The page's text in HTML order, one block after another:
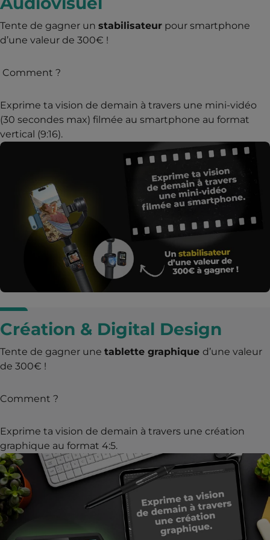
Tente de gagner un stabilisateur pour smartphone
d’une valeur de 300€ !
Comment ?
Exprime ta vision de demain à travers une mini-vidéo
(30 secondes max) filmée au smartphone au format
vertical (9:16).
Création & Digital Design
Tente de gagner une tablette graphique d’une valeur
de 300€ !
Comment ?
Exprime ta vision de demain à travers une création
graphique au format 4:5.